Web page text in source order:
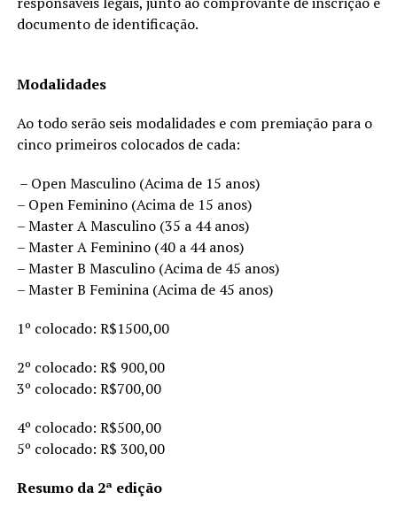
documento de identificação.
Modalidades
Ao todo serão seis modalidades e com premiação para o
cinco primeiros colocados de cada:
– Open Masculino (Acima de 15 anos)
– Open Feminino (Acima de 15 anos)
– Master A Masculino (35 a 44 anos)
– Master A Feminino (40 a 44 anos)
– Master B Masculino (Acima de 45 anos)
– Master B Feminina (Acima de 45 anos)
1º colocado: R$1500,00
2º colocado: R$ 900,00
3º colocado: R$700,00
4º colocado: R$500,00
5º colocado: R$ 300,00
Resumo da 2ª edição